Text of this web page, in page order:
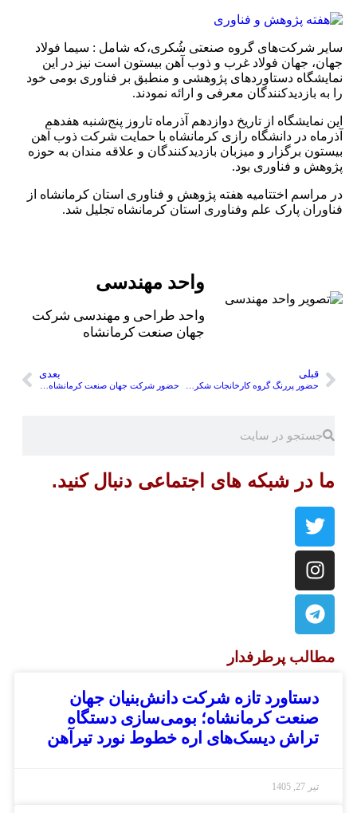
شرکت‌های گروه صنعتی شُکری،که شامل : سیما فولاد
جهان فولاد غرب و ذوب آهن بیستون است نیز در این
دستاوردهای پژوهشی و منطبق بر فناوری بومی خود
بازدیدکنندگان معرفی و ارائه نمودند.
از تاریخ دوازدهم آذرماه تاروز پنج‌شنبه هفدهم
در دانشگاه رازی کرمانشاه با حمایت شرکت ذوب آهن
برگزار و میزبان بازدیدکنندگان و علاقه مندان به حوزه
و فناوری بود.
اختتامیه هفته پژوهش و فناوری استان کرمانشاه از
پارک علم وفناوری استان کرمانشاه تجلیل شد.
واحد مهندسی
واحد طراحی و مهندسی شرکت
جهان صنعت کرمانشاه
حضور پررنگ گروه کارخانجات شکری در نمایشگاه بین‌المللی سلیمانیه حضور شرکت جهان صنعت کرمانشاه در نمایشگاه ملی فولاد ایران
در شبکه های اجتماعی دنبال کنید.
پرطرفدار
دستاورد تازه شرکت دانش‌بنیان جهان
صنعت کرمانشاه؛ بومی‌سازی دستگاه
تراش دیسک‌های اره خطوط نورد تیرآهن